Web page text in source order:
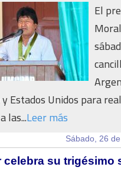
El
Estados Unidos para
las...Leer más
Sábado, 26
celebra su trigésimo